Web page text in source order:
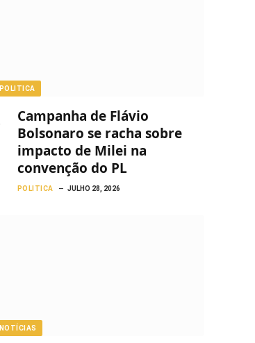
POLITICA
Campanha de Flávio
Bolsonaro se racha sobre
impacto de Milei na
convenção do PL
POLITICA JULHO 28, 2026
NOTÍCIAS